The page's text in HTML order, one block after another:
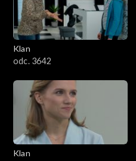
Klan
odc. 3642
Klan